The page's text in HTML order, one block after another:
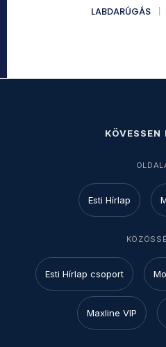
LABDARÚGÁS
KÖVESSEN
Esti Hírlap
Esti Hírlap csoport
Maxline VIP